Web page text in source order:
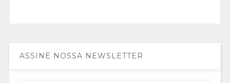
ASSINE NOSSA NEWSLETTER